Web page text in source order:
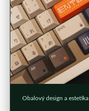
Obalový design a estetika